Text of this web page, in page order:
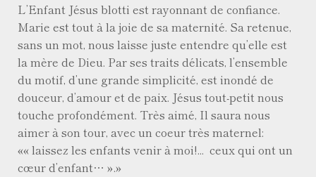
L’Enfant Jésus blotti est rayonnant de confiance.
Marie est tout à la joie de sa maternité. Sa retenue,
sans un mot, nous laisse juste entendre qu’elle est
la mère de Dieu. Par ses traits délicats, l’ensemble
du motif, d’une grande simplicité, est inondé de
douceur, d’amour et de paix. Jésus tout-petit nous
touche profondément. Très aimé, Il saura nous
aimer à son tour, avec un coeur très maternel:
« laissez les enfants venir à moi!... ceux qui ont un
cœur d’enfant… ».